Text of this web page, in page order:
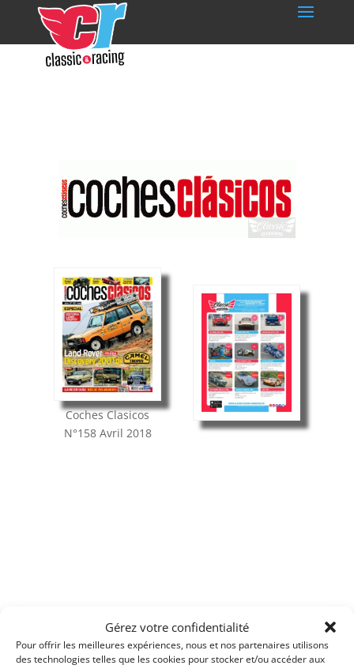
Gérez votre confidentialité
Pour offrir les meilleures expériences, nous et nos partenaires utilisons
des technologies telles que les cookies pour stocker et/ou accéder aux
Coches Clasicos
N°158 Avril 2018